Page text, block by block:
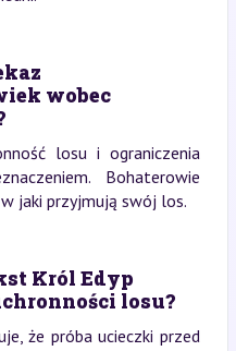
wobec
losu i ograniczenia
Bohaterowie
jaki przyjmują swój los.
Król Edyp
losu?
że próba ucieczki przed